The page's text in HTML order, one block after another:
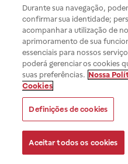
Durante sua navegação,
confirmar sua identidade;
acompanhar a utilização de
aprimoramento de sua
essenciais para nossos
poderá gerenciar os cookies
suas preferências. Nossa
Cookies
Definições de cookies
Aceitar todos os cookies